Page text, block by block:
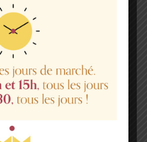
luctus sem eu
vulputate quam a quam
erat commodo.
vitae mauris mattis
neque. Aenean quis
elit
: